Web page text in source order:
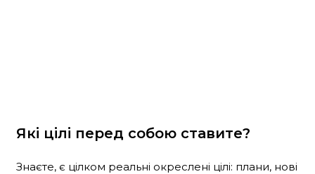
Які цілі перед собою ставите?
Знаєте, є цілком реальні окреслені цілі: плани, нові